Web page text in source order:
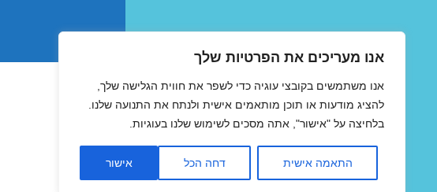
אנו מעריכים את הפרטיות שלך
אנו משתמשים בקובצי עוגיה כדי לשפר את חווית הגלישה שלך,
להציג מודעות או תוכן מותאמים אישית ולנתח את התנועה שלנו.
בלחיצה על "אישור", אתה מסכים לשימוש שלנו בעוגיות.
התאמה אישית דחה הכל אישור
MegaFlights טיסות מוזלות
חיפוש